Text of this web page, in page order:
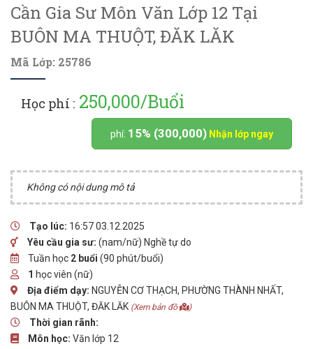
Cần Gia Sư Môn Văn Lớp 12 Tại
BUÔN MA THUỘT, ĐĂK LĂK
Mã Lớp: 25786
Học phí : 250,000/Buổi
phí: 15% (300,000) Nhận lớp ngay
Không có nội dung mô tả
Tạo lúc: 16:57 03.12.2025
Yêu cầu gia sư: (nam/nữ) Nghề tự do
Tuần học 2 buổi (90 phút/buổi)
1 học viên (nữ)
Địa điểm dạy: NGUYỄN CƠ THẠCH, PHƯỜNG THÀNH NHẤT,
BUÔN MA THUỘT, ĐĂK LĂK (Xem bản đồ )
Thời gian rãnh:
Môn học: Văn lớp 12